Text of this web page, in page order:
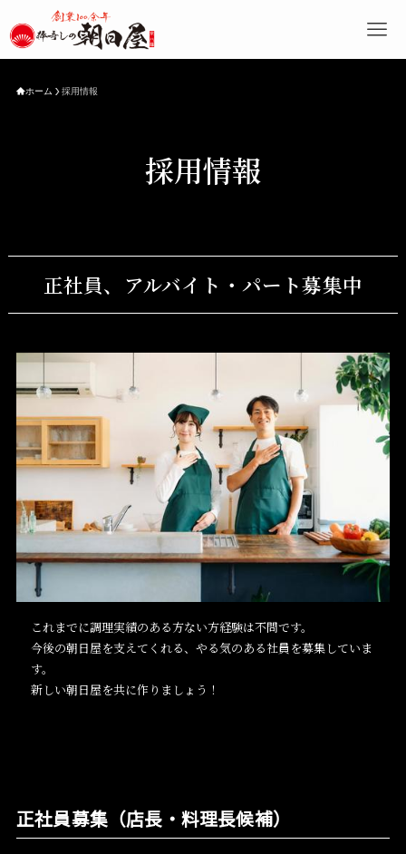
ホーム 採用情報
採用情報
正社員、アルバイト・パート募集中
これまでに調理実績のある方ない方経験は不問です。
今後の朝日屋を支えてくれる、やる気のある社員を募集していま
す。
新しい朝日屋を共に作りましょう！
正社員募集（店長・料理長候補）